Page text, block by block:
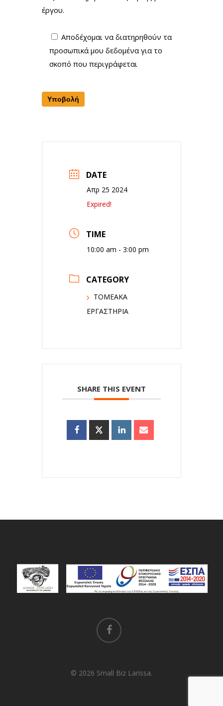
έργου.
Αποδέχομαι να διατηρηθούν τα
προσωπικά μου δεδομένα για το
σκοπό που περιγράφεται
DATE
Απρ 25 2024
Expired!
TIME
10:00 am - 3:00 pm
CATEGORY
ΤΟΜΕΑΚΑ
ΕΡΓΑΣΤΗΡΙΑ
SHARE THIS EVENT
facebook
© 2026 Small Biz Larissa.